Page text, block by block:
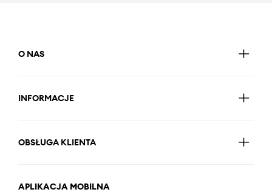
O NAS
INFORMACJE
OBSŁUGA KLIENTA
APLIKACJA MOBILNA